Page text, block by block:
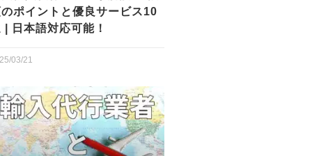
ポイントと優良サービス10
| 日本語対応可能！
03/21